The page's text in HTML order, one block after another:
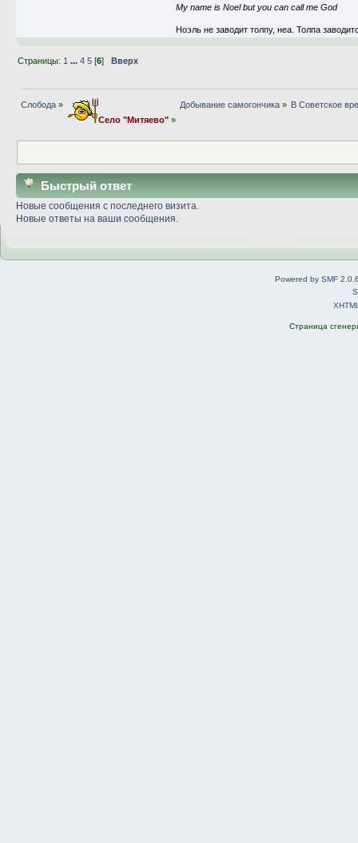
My name is Noel but you can call me God
Ноэль не заводит толпу, неа. Толпа
Страницы: 1 ...4 5 [6]Вверх
Слобода »
Село "Митяево"»
Добывание самогончика» В Советское
Быстрый ответ
Новые сообщения с последнего визита.
Новые ответы на ваши сообщения.
Powered by SMF
Страница